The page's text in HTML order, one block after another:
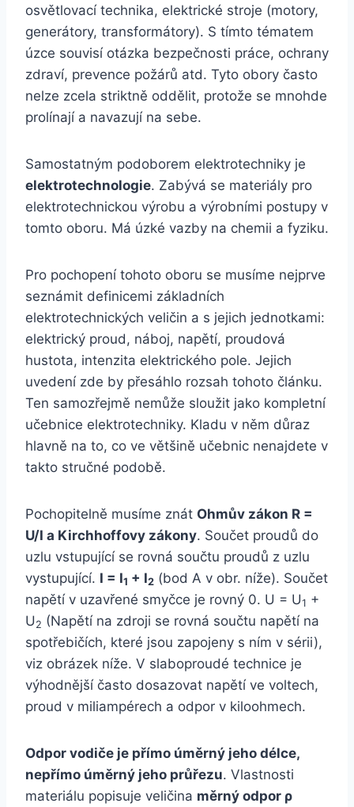
osvětlovací technika, elektrické stroje (motory,
generátory, transformátory). S tímto tématem
úzce souvisí otázka bezpečnosti práce, ochrany
zdraví, prevence požárů atd. Tyto obory často
nelze zcela striktně oddělit, protože se mnohde
prolínají a navazují na sebe.
Samostatným podoborem elektrotechniky je
elektrotechnologie. Zabývá se materiály pro
elektrotechnickou výrobu a výrobními postupy v
tomto oboru. Má úzké vazby na chemii a fyziku.
Pro pochopení tohoto oboru se musíme nejprve
seznámit definicemi základních
elektrotechnických veličin a s jejich jednotkami:
elektrický proud, náboj, napětí, proudová
hustota, intenzita elektrického pole. Jejich
uvedení zde by přesáhlo rozsah tohoto článku.
Ten samozřejmě nemůže sloužit jako kompletní
učebnice elektrotechniky. Kladu v něm důraz
hlavně na to, co ve většině učebnic nenajdete v
takto stručné podobě.
Pochopitelně musíme znát Ohmův zákon R =
U/I a Kirchhoffovy zákony. Součet proudů do
uzlu vstupující se rovná součtu proudů z uzlu
vystupující. I = I1 + I2 (bod A v obr. níže). Součet
napětí v uzavřené smyčce je rovný 0. U = U1 +
U 2 (Napětí na zdroji se rovná součtu napětí na
spotřebičích, které jsou zapojeny s ním v sérii),
viz obrázek níže. V slaboproudé technice je
výhodnější často dosazovat napětí ve voltech,
proud v miliampérech a odpor v kiloohmech.
Odpor vodiče je přímo úměrný jeho délce,
nepřímo úměrný jeho průřezu. Vlastnosti
materiálu popisuje veličina měrný odpor ρ